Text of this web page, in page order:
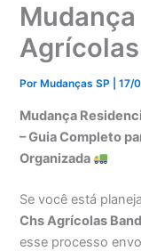
Por Mudanças SP |17/
Mudança
– Guia Completo
Organizada
Se você está
Chs Agrícolas
esse processo